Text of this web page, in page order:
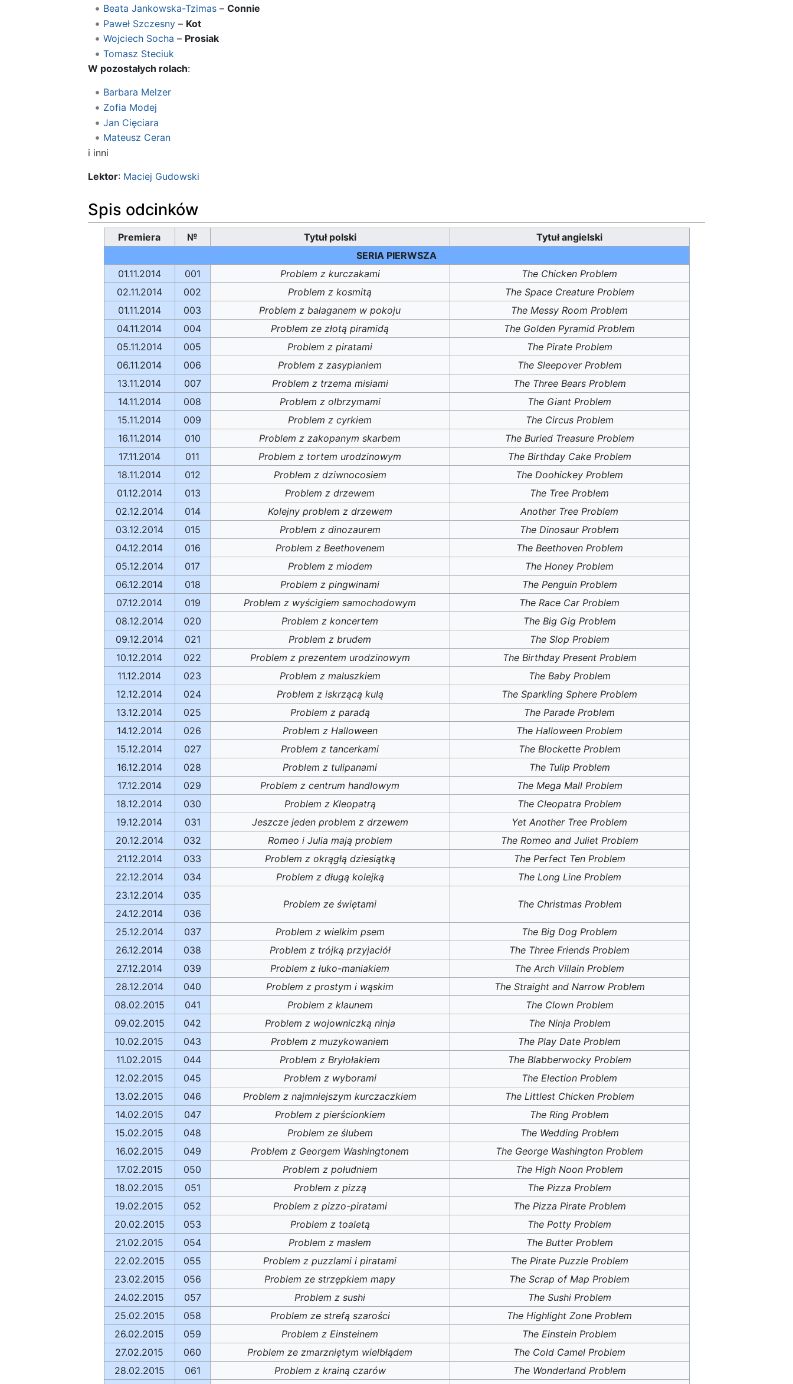
Beata Jankowska-Tzimas– Connie
Paweł Szczesny– Kot
Wojciech Socha – Prosiak
Tomasz Steciuk
W pozostałych rolach:
Barbara Melzer
Zofia Modej
Jan Cięciara
Mateusz Ceran
i inni
Lektor: Maciej Gudowski
Spis odcinków
Premiera № Tytuł polski
Tytuł angielski
SERIA PIERWSZA
01.11.2014
001 Problem z kurczakami
The Chicken Problem
02.11.2014
002 Problem z kosmitą
The Space Creature Problem
01.11.2014
003 Problem z bałaganem w pokoju
The Messy Room Problem
04.11.2014
004 Problem ze złotą piramidą
The Golden Pyramid Problem
05.11.2014
005 Problem z piratami
The Pirate Problem
06.11.2014
006 Problem z zasypianiem
The Sleepover Problem
13.11.2014
007 Problem z trzema misiami
The Three Bears Problem
14.11.2014
008 Problem z olbrzymami
The Giant Problem
15.11.2014
009 Problem z cyrkiem
The Circus Problem
16.11.2014
010 Problem z zakopanym skarbem
The Buried Treasure Problem
17.11.2014
011 Problem z tortem urodzinowym
The Birthday Cake Problem
18.11.2014
012 Problem z dziwnocosiem
The Doohickey Problem
01.12.2014
013 Problem z drzewem
The Tree Problem
02.12.2014
014 Kolejny problem z drzewem
Another Tree Problem
03.12.2014
015 Problem z dinozaurem
The Dinosaur Problem
04.12.2014
016 Problem z Beethovenem
The Beethoven Problem
05.12.2014
017 Problem z miodem
The Honey Problem
06.12.2014
018 Problem z pingwinami
The Penguin Problem
07.12.2014
019 Problem z wyścigiem samochodowym
The Race Car Problem
08.12.2014
020 Problem z koncertem
The Big Gig Problem
09.12.2014
021 Problem z brudem
The Slop Problem
10.12.2014
022 Problem z prezentem urodzinowym
The Birthday Present Problem
11.12.2014
023 Problem z maluszkiem
The Baby Problem
12.12.2014
024 Problem z iskrzącą kulą
The Sparkling Sphere Problem
13.12.2014
025 Problem z paradą
The Parade Problem
14.12.2014
026 Problem z Halloween
The Halloween Problem
15.12.2014
027 Problem z tancerkami
The Blockette Problem
16.12.2014
028 Problem z tulipanami
The Tulip Problem
17.12.2014
029 Problem z centrum handlowym
The Mega Mall Problem
18.12.2014
030 Problem z Kleopatrą
The Cleopatra Problem
19.12.2014
031 Jeszcze jeden problem z drzewem
Yet Another Tree Problem
20.12.2014
032 Romeo i Julia mają problem
The Romeo and Juliet Problem
21.12.2014
033 Problem z okrągłą dziesiątką
The Perfect Ten Problem
22.12.2014
034 Problem z długą kolejką
The Long Line Problem
23.12.2014
035
Problem ze świętami
The Christmas Problem
24.12.2014
036
25.12.2014
037 Problem z wielkim psem
The Big Dog Problem
26.12.2014
038 Problem z trójką przyjaciół
The Three Friends Problem
27.12.2014
039 Problem z łuko-maniakiem
The Arch Villain Problem
28.12.2014
040 Problem z prostym i wąskim
The Straight and Narrow Problem
08.02.2015
041 Problem z klaunem
The Clown Problem
09.02.2015
042 Problem z wojowniczką ninja
The Ninja Problem
10.02.2015
043 Problem z muzykowaniem
The Play Date Problem
11.02.2015
044 Problem z Bryłołakiem
The Blabberwocky Problem
12.02.2015
045 Problem z wyborami
The Election Problem
13.02.2015
046 Problem z najmniejszym kurczaczkiem
The Littlest Chicken Problem
14.02.2015
047 Problem z pierścionkiem
The Ring Problem
15.02.2015
048 Problem ze ślubem
The Wedding Problem
16.02.2015
049 Problem z Georgem Washingtonem
The George Washington Problem
17.02.2015
050 Problem z południem
The High Noon Problem
18.02.2015
051 Problem z pizzą
The Pizza Problem
19.02.2015
052 Problem z pizzo-piratami
The Pizza Pirate Problem
20.02.2015
053 Problem z toaletą
The Potty Problem
21.02.2015
054 Problem z masłem
The Butter Problem
22.02.2015
055 Problem z puzzlami i piratami
The Pirate Puzzle Problem
23.02.2015
056 Problem ze strzępkiem mapy
The Scrap of Map Problem
24.02.2015
057 Problem z sushi
The Sushi Problem
25.02.2015
058 Problem ze strefą szarości
The Highlight Zone Problem
26.02.2015
059 Problem z Einsteinem
The Einstein Problem
27.02.2015
060 Problem ze zmarzniętym wielbłądem
The Cold Camel Problem
28.02.2015
061 Problem z krainą czarów
The Wonderland Problem